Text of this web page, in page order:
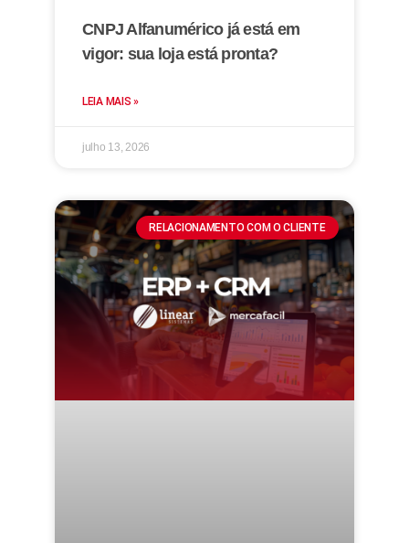
CNPJ Alfanumérico já está em
vigor: sua loja está pronta?
LEIA MAIS »
julho 13, 2026
RELACIONAMENTO COM O CLIENTE